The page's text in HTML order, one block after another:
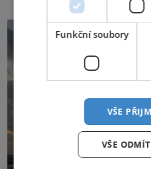
Funkční soubory
VŠE
VŠE